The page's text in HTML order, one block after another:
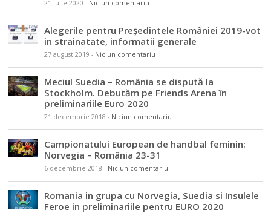
21 iulie 2020 - Niciun comentariu
Alegerile pentru Președintele României 2019-vot
in strainatate, informatii generale
27 august 2019 - Niciun comentariu
Meciul Suedia – România se dispută la
Stockholm. Debutăm pe Friends Arena în
preliminariile Euro 2020
21 decembrie 2018 - Niciun comentariu
Campionatului European de handbal feminin:
Norvegia – România 23-31
6 decembrie 2018 - Niciun comentariu
Romania in grupa cu Norvegia, Suedia si Insulele
Feroe in preliminariile pentru EURO 2020